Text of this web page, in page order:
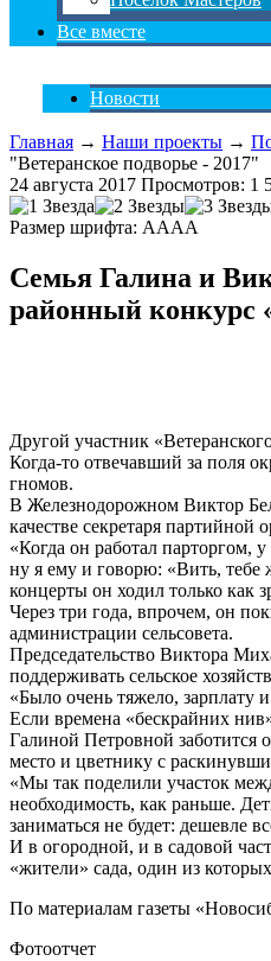
Все вместе
Новости
Главная → Наши проекты →
"Ветеранское подворье - 2017"
24 августа 2017 Просмотров: 1
Размер шрифта: AAAA
Семья Галина и
районный конкурс
Другой участник
Когда-то отвечавший за поля
гномов.
В Железнодорожном Виктор
качестве секретаря партийной
«Когда он работал парторгом,
ну я ему и говорю: «Вить, тебе
концерты он ходил только как
Через три года, впрочем, он
администрации сельсовета.
Председательство Виктора
поддерживать сельское
«Было очень тяжело,
Если времена «бескрайних
Галиной Петровной заботится
место и цветнику с
«Мы так поделили участок
необходимость, как раньше.
заниматься не будет: дешевле
И в огородной, и в садовой
«жители» сада, один из
По материалам газеты
Фотоотчет